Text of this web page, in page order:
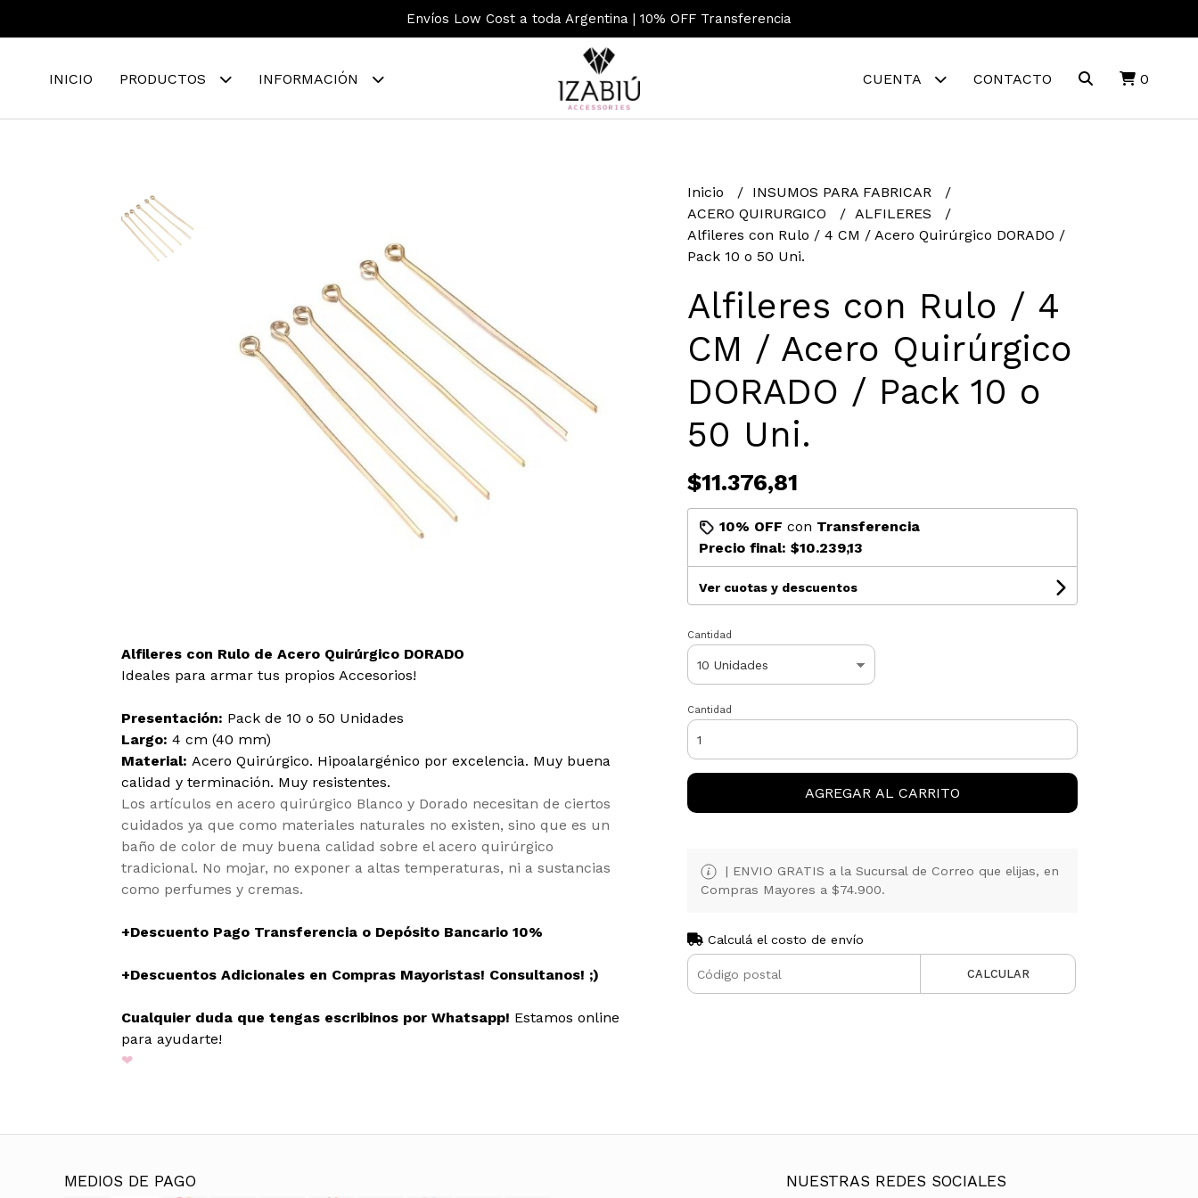
Envíos Low Cost a toda Argentina | 10% OFF Transferencia
INICIO PRODUCTOS INFORMACIÓN CUENTA CONTACTO 0
Alfileres con Rulo de Acero Quirúrgico DORADO
Ideales para armar tus propios Accesorios!
Presentación: Pack de 10 o 50 Unidades
Largo: 4 cm (40 mm)
Material: Acero Quirúrgico. Hipoalargénico por excelencia. Muy buena
calidad y terminación. Muy resistentes.
Los artículos en acero quirúrgico Blanco y Dorado necesitan de ciertos
cuidados ya que como materiales naturales no existen, sino que es un
baño de color de muy buena calidad sobre el acero quirúrgico
tradicional. No mojar, no exponer a altas temperaturas, ni a sustancias
como perfumes y cremas.
+Descuento Pago Transferencia o Depósito Bancario 10%
+Descuentos Adicionales en Compras Mayoristas! Consultanos! ;)
Cualquier duda que tengas escribinos por Whatsapp! Estamos online
para ayudarte!
❤
Inicio
INSUMOS PARA FABRICAR
ACERO QUIRURGICO
ALFILERES
Alfileres con Rulo / 4 CM / Acero Quirúrgico DORADO /
Pack 10 o 50 Uni.
Alfileres con Rulo / 4
CM / Acero Quirúrgico
DORADO / Pack 10 o
50 Uni.
$11.376,81
10% OFF con Transferencia
Precio final: $10.239,13
Ver cuotas y descuentos
Cantidad
Cantidad
AGREGAR AL CARRITO
| ENVIO GRATIS a la Sucursal de Correo que elijas, en
Compras Mayores a $74.900.
Calculá el costo de envío
CALCULAR
MEDIOS DE PAGO NUESTRAS REDES SOCIALES